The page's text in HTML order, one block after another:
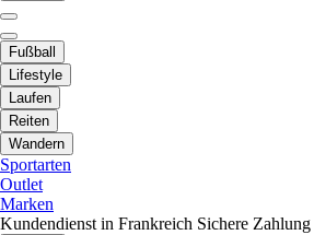
Fußball
Lifestyle
Laufen
Reiten
Wandern
Sportarten
Outlet
Marken
Kundendienst in Frankreich Sichere Zahlung